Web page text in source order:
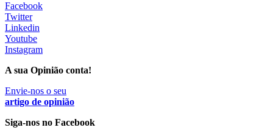
diagnóstico de demência
5 Ago, 2026
Oncologia, formação e investigação
5 Ago, 2026 |0 Comments
Facebook
Twitter
Linkedin
Youtube
Instagram
A sua Opinião conta!
Envie-nos o seu
artigo de opinião
Siga-nos no Facebook